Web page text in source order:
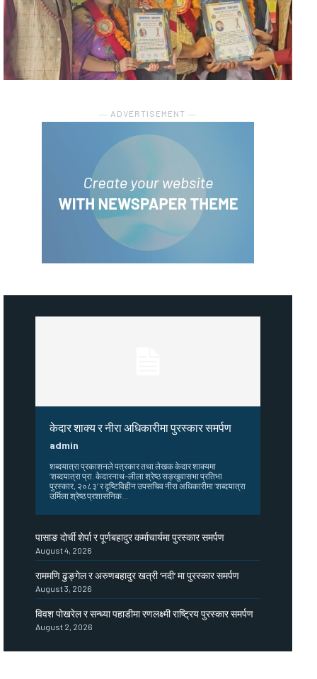
― ADVERTISEMENT ―
केदार शाक्य र नीरा अधिकारीमा पुरस्कार समर्पण
admin
शब्दयात्रा प्रकाशनले पत्रकार तथा लेखक केदार शाक्यमा
‘शब्दयात्रा प्रा. केदारनाथ–लीला श्रेष्ठ सङ्खुवासभा प्रतिभा
पुरस्कार, २०८३’ र दृष्टिविहीन उपसचिव नीरा अधिकारीमा ‘शब्दयात्रा
उर्मिला श्रेष्ठ प्रशासनिक...
पासाङ दोर्ची शेर्पा र पूर्णबहादुर कर्माचार्यमा पुरस्कार समर्पण
August 4, 2026
राममणि ढुङ्गेल र अरुणबहादुर खत्री ‘नदी’ मा पुरस्कार समर्पण
August 3, 2026
विवश पोखरेल र सन्ध्या पहाडीमा रणलक्ष्मी राष्ट्रिय पुरस्कार समर्पण
August 2, 2026